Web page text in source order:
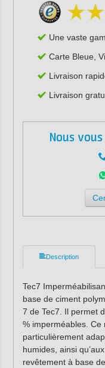
Une vaste
Carte Bleue,
Livraison
Livraison
Nous
Description
Tec7
base de ciment
7 de Tec7. Il permet
% imperméables.
particulièrement
humides, ainsi
revêtement à base